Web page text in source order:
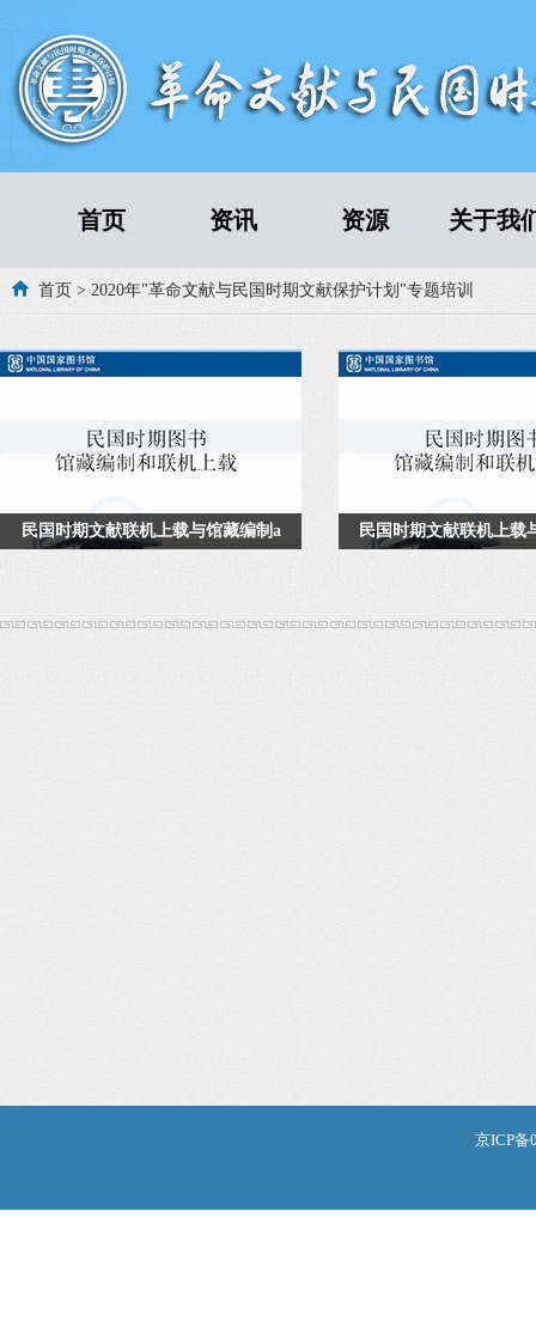
首页 资讯 资源 关于我
首页 > 2020年"革命文献与民国时期文献保护计划"专题培训
民国时期文献联机上载与馆藏编制a 民国时期文献联机上载
京ICP备